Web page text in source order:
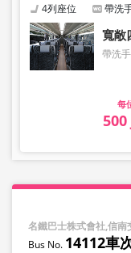
4列座位 帶洗
寬敞
帶洗
500
名鐵巴士株式會社,信南
14112車